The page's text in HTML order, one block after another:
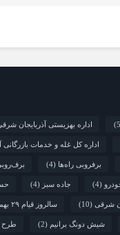
اداره بهزیستی آذربایجان
اداره کل غله و خدمات بازرگانی
برفروبی راه‌ها (4)
(4) جاده سبز (4)
شرقی (10) سالروز قیام ۲۹ بهمن مردم تبریز
شیش دونگ برانیم (2) طرح